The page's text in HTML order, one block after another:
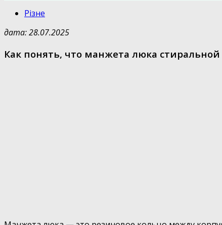
Різне
дата: 28.07.2025
Как понять, что манжета люка